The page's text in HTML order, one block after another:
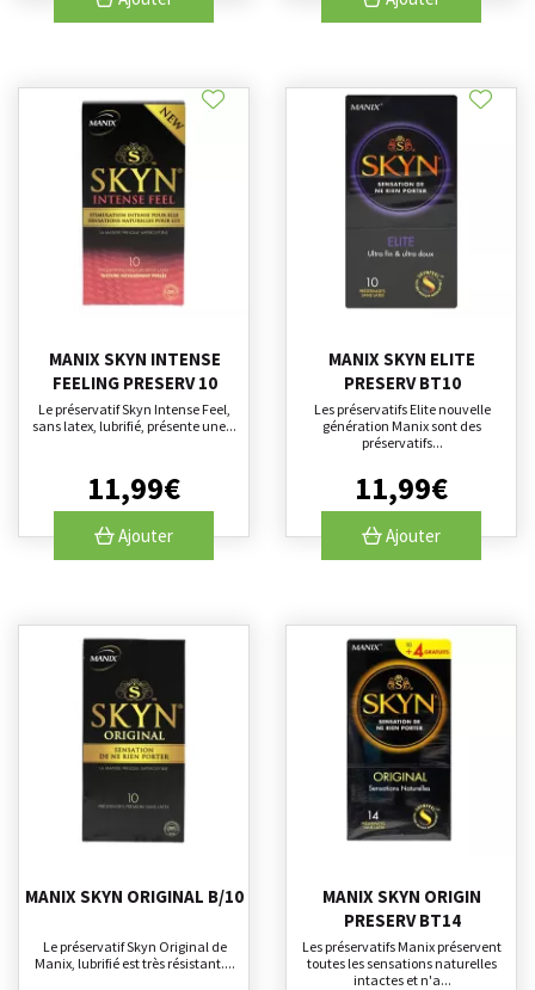
MANIX SKYN INTENSE
FEELING PRESERV 10
Le préservatif Skyn Intense Feel,
sans latex, lubrifié, présente une...
11,99€
Ajouter
MANIX SKYN ELITE
PRESERV BT10
Les préservatifs Elite nouvelle
génération Manix sont des
préservatifs...
11,99€
Ajouter
MANIX SKYN ORIGINAL B/10
Le préservatif Skyn Original de
Manix, lubrifié est très résistant....
MANIX SKYN ORIGIN
PRESERV BT14
Les préservatifs Manix préservent
toutes les sensations naturelles
intactes et n'a...